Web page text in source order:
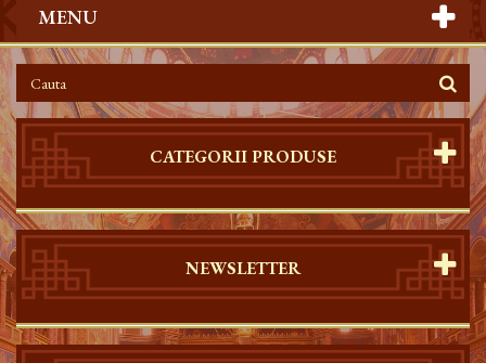
MENU
CATEGORII PRODUSE
NEWSLETTER